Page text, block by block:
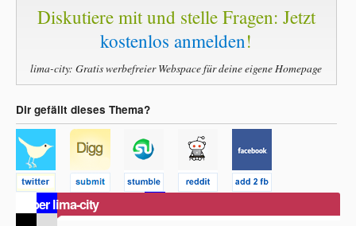
Diskutiere mit und stelle Fragen: Jetzt
kostenlos anmelden!
lima-city: Gratis werbefreier Webspace für deine eigene Homepage
Dir gefällt dieses Thema?
Über lima-city